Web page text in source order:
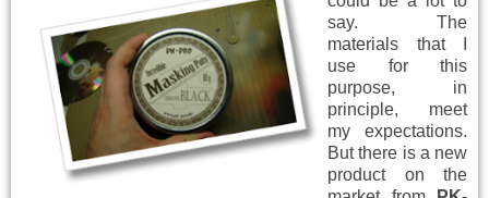
say. The
materials that I
use for this
purpose, in
principle, meet
my expectations.
But there is a new
product on the